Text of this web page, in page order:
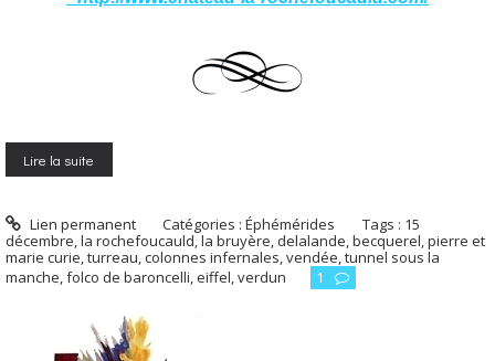
Lire la suite
Lien permanent Catégories :Éphémérides Tags : 15
décembre,la rochefoucauld,la bruyère, delalande,becquerel,pierre et
marie curie,turreau,colonnes infernales,vendée,tunnel sous la
manche,folco de baroncelli,eiffel,verdun 1